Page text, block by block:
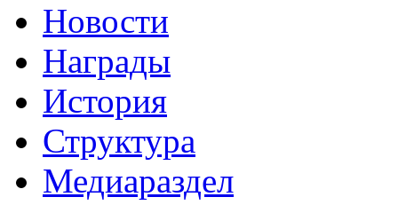
Новости
Награды
История
Структура
Медиараздел